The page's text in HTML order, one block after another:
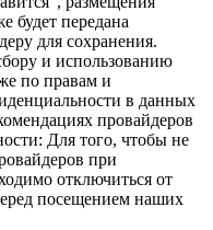
будет передана
для сохранения.
и использованию
по правам и
в данных
провайдеров
Для того, чтобы не
при
отключиться от
посещением наших